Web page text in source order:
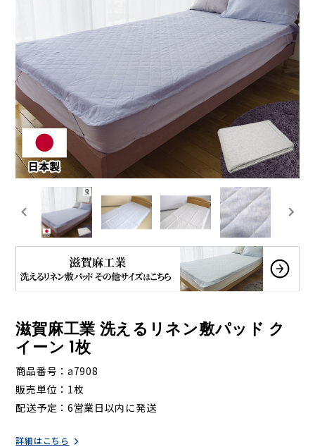
滋賀麻工業 洗えるリネン敷パッド ク
イーン 1枚
商品番号
a7908
販売単位
1枚
配送予定
6営業日以内に発送
詳細はこちら